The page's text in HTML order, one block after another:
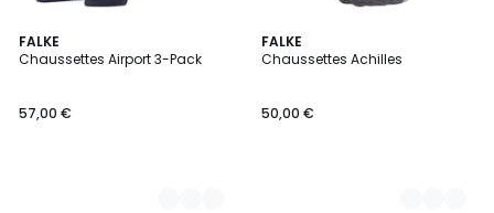
FALKE
Chaussettes Airport 3-Pack
57,00 €
3
Couleurs
FALKE
Chaussettes Achilles
50,00 €
2
Couleurs